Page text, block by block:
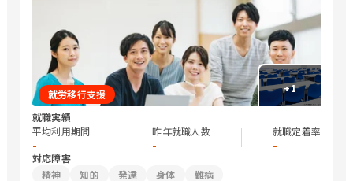
+1
就労移行支援
就職実績
平均利用期間
-
昨年就職人数
-
就職定着率
-
対応障害
精神
知的 発達 身体
難病